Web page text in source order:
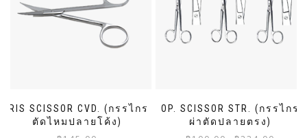
IRIS SCISSOR CVD. (กรรไกร
ตัดไหมปลายโค้ง)
OP. SCISSOR STR. (กรรไกร
ผ่าตัดปลายตรง)